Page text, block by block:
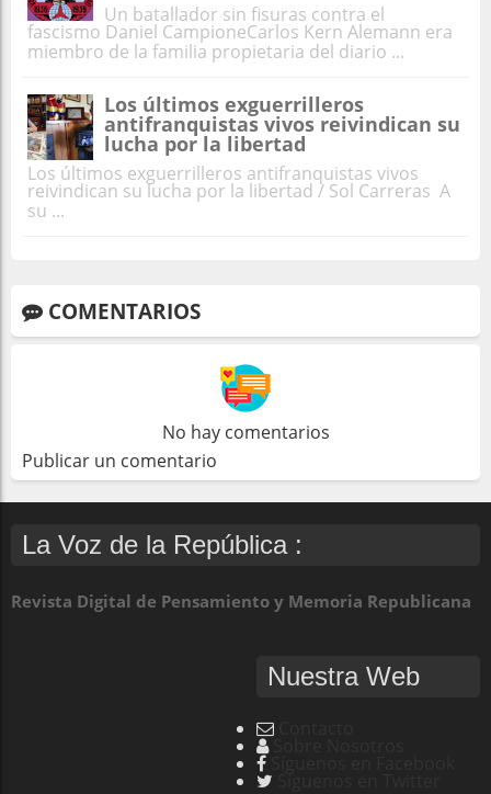
Un batallador sin fisuras contra el
fascismo Daniel CampioneCarlos Kern Alemann era
miembro de la familia propietaria del diario ...
Los últimos exguerrilleros
antifranquistas vivos reivindican su
lucha por la libertad
Los últimos exguerrilleros antifranquistas vivos
reivindican su lucha por la libertad / Sol Carreras A
su ...
COMENTARIOS
No hay comentarios
Publicar un comentario
La Voz de la República :
Revista Digital de Pensamiento y Memoria Republicana
Nuestra Web